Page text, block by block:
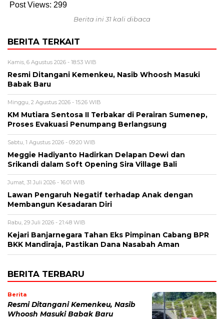
Post Views: 299
Berita ini 31 kali dibaca
BERITA TERKAIT
Kamis, 6 Agustus 2026 - 18:53 WIB
Resmi Ditangani Kemenkeu, Nasib Whoosh Masuki
Babak Baru
Minggu, 2 Agustus 2026 - 15:26 WIB
KM Mutiara Sentosa II Terbakar di Perairan Sumenep,
Proses Evakuasi Penumpang Berlangsung
Sabtu, 1 Agustus 2026 - 09:20 WIB
Meggie Hadiyanto Hadirkan Delapan Dewi dan
Srikandi dalam Soft Opening Sira Village Bali
Jumat, 31 Juli 2026 - 16:01 WIB
Lawan Pengaruh Negatif terhadap Anak dengan
Membangun Kesadaran Diri
Rabu, 29 Juli 2026 - 21:48 WIB
Kejari Banjarnegara Tahan Eks Pimpinan Cabang BPR
BKK Mandiraja, Pastikan Dana Nasabah Aman
BERITA TERBARU
Berita
Resmi Ditangani Kemenkeu, Nasib
Whoosh Masuki Babak Baru